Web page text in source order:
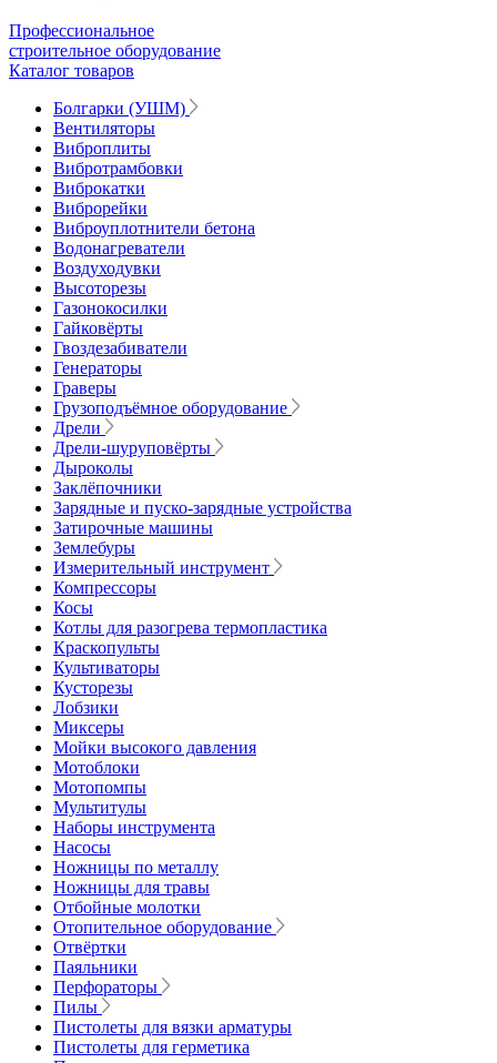
Профессиональное
строительное оборудование
Каталог товаров
Болгарки (УШМ)
Вентиляторы
Виброплиты
Вибротрамбовки
Виброкатки
Виброрейки
Виброуплотнители бетона
Водонагреватели
Воздуходувки
Высоторезы
Газонокосилки
Гайковёрты
Гвоздезабиватели
Генераторы
Граверы
Грузоподъёмное оборудование
Дрели
Дрели-шуруповёрты
Дыроколы
Заклёпочники
Зарядные и пуско-зарядные устройства
Затирочные машины
Землебуры
Измерительный инструмент
Компрессоры
Косы
Котлы для разогрева термопластика
Краскопульты
Культиваторы
Кусторезы
Лобзики
Миксеры
Мойки высокого давления
Мотоблоки
Мотопомпы
Мультитулы
Наборы инструмента
Насосы
Ножницы по металлу
Ножницы для травы
Отбойные молотки
Отопительное оборудование
Отвёртки
Паяльники
Перфораторы
Пилы
Пистолеты для вязки арматуры
Пистолеты для герметика